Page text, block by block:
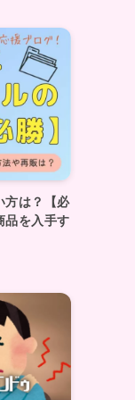
方は？【必
品を入手す